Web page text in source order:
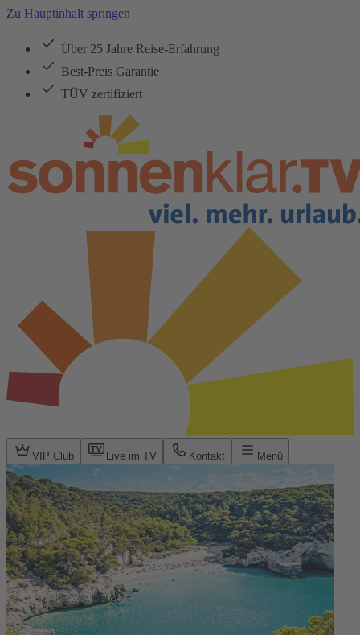
Zu Hauptinhalt springen
Über 25 Jahre Reise-Erfahrung
Best-Preis Garantie
TÜV zertifiziert
VIP Club Live im TV Kontakt Menü